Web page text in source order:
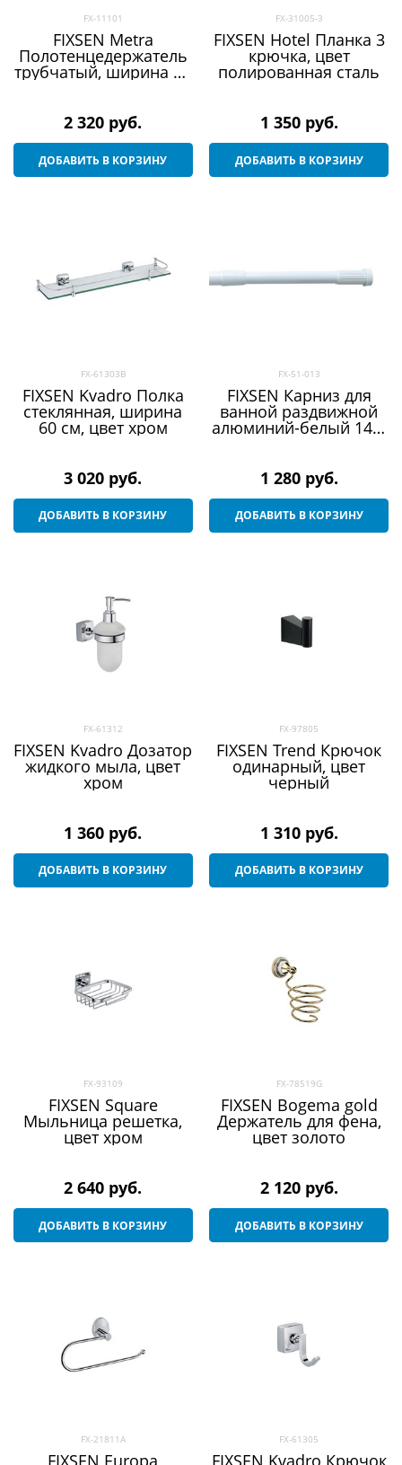
FX-11101
FIXSEN Metra
Полотенцедержатель
трубчатый, ширина 62
2 320 руб.
ДОБАВИТЬ В КОРЗИНУ
FX-31005-3
FIXSEN Hotel Планка 3
крючка, цвет
полированная сталь
1 350 руб.
ДОБАВИТЬ В КОРЗИНУ
FX-61303B
FIXSEN Kvadro Полка
стеклянная, ширина
60 см, цвет хром
3 020 руб.
ДОБАВИТЬ В КОРЗИНУ
FX-51-013
FIXSEN Карниз для
ванной раздвижной
алюминий-белый 140-
1 280 руб.
ДОБАВИТЬ В КОРЗИНУ
FX-61312
FIXSEN Kvadro Дозатор
жидкого мыла, цвет
хром
1 360 руб.
ДОБАВИТЬ В КОРЗИНУ
FX-97805
FIXSEN Trend Крючок
одинарный, цвет
черный
1 310 руб.
ДОБАВИТЬ В КОРЗИНУ
FX-93109
FIXSEN Square
Мыльница решетка,
цвет хром
2 640 руб.
ДОБАВИТЬ В КОРЗИНУ
FX-78519G
FIXSEN Bogema gold
Держатель для фена,
цвет золото
2 120 руб.
ДОБАВИТЬ В КОРЗИНУ
FX-21811A
FIXSEN Europa
FX-61305
FIXSEN Kvadro Крючок